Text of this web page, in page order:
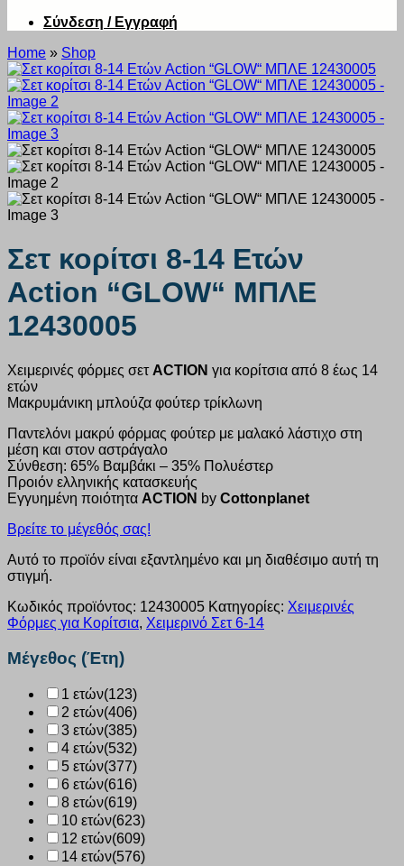
Σύνδεση / Εγγραφή
Home » Shop
Σετ κορίτσι 8-14 Ετών
Action “GLOW“ ΜΠΛΕ
12430005
Χειμερινές φόρμες σετ ACTION για κορίτσια από 8 έως 14
ετών
Μακρυμάνικη μπλούζα φούτερ τρίκλωνη
Παντελόνι μακρύ φόρμας φούτερ με μαλακό λάστιχο στη
μέση και στον αστράγαλο
Σύνθεση: 65% Βαμβάκι – 35% Πολυέστερ
Προιόν ελληνικής κατασκευής
Εγγυημένη ποιότητα ACTION by Cottonplanet
Βρείτε το μέγεθός σας!
Αυτό το προϊόν είναι εξαντλημένο και μη διαθέσιμο αυτή τη
στιγμή.
Κωδικός προϊόντος: 12430005 Κατηγορίες: Χειμερινές
Φόρμες για Κορίτσια, Χειμερινό Σετ 6-14
Μέγεθος (Έτη)
1 ετών(123)
2 ετών(406)
3 ετών(385)
4 ετών(532)
5 ετών(377)
6 ετών(616)
8 ετών(619)
10 ετών(623)
12 ετών(609)
14 ετών(576)